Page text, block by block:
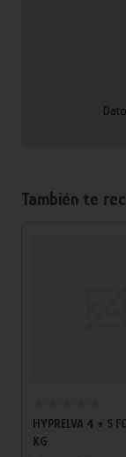
También te
HYPRELVA 4 + S
KG